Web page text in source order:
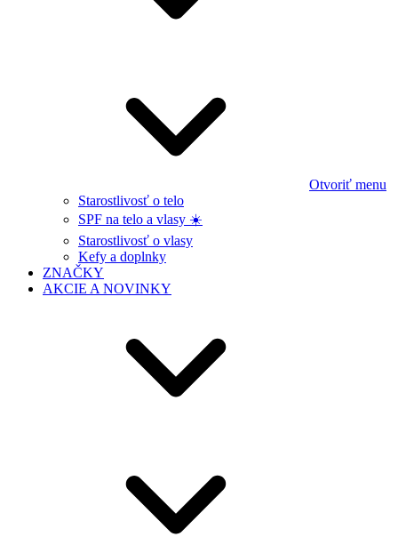
Otvoriť menu
Starostlivosť o telo
SPF na telo a vlasy ☀️
Starostlivosť o vlasy
Kefy a doplnky
ZNAČKY
AKCIE A NOVINKY